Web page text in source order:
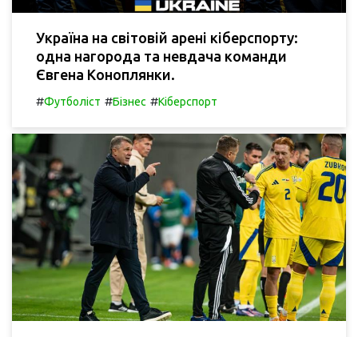
Україна на світовій арені кіберспорту:
одна нагорода та невдача команди
Євгена Коноплянки.
#Футболіст #Бізнес #Кіберспорт